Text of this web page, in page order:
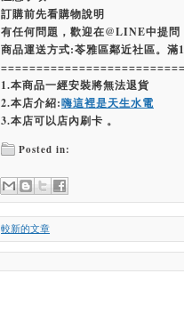
訂購前先看購物說明
有任何問題，歡迎在@LINE中提問
商品運送方式:苓雅區鄰近社區。
1.本商品一經安裝將無法退貨
2.本店介紹:嗨這裡是天生水電
3.本店可以店內刷卡 。
Posted in:
較新的文章